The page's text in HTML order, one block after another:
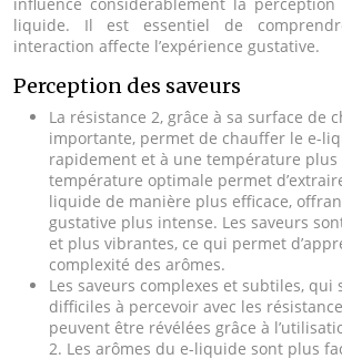
liquide. Il est essentiel de
interaction affecte l’expérience gustative.
Perception des saveurs
La résistance 2, grâce à sa surface de
importante, permet de chauffer le e-
rapidement et à une température plus
température optimale permet
liquide de manière plus efficace,
gustative plus intense. Les saveurs
et plus vibrantes, ce qui permet
complexité des arômes.
Les saveurs complexes et subtiles, qui
difficiles à percevoir avec les
peuvent être révélées grâce à
2. Les arômes du e-liquide sont plus